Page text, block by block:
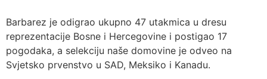
Barbarez je odigrao ukupno 47 utakmica u dresu
reprezentacije Bosne i Hercegovine i postigao 17
pogodaka, a selekciju naše domovine je odveo na
Svjetsko prvenstvo u SAD, Meksiko i Kanadu.